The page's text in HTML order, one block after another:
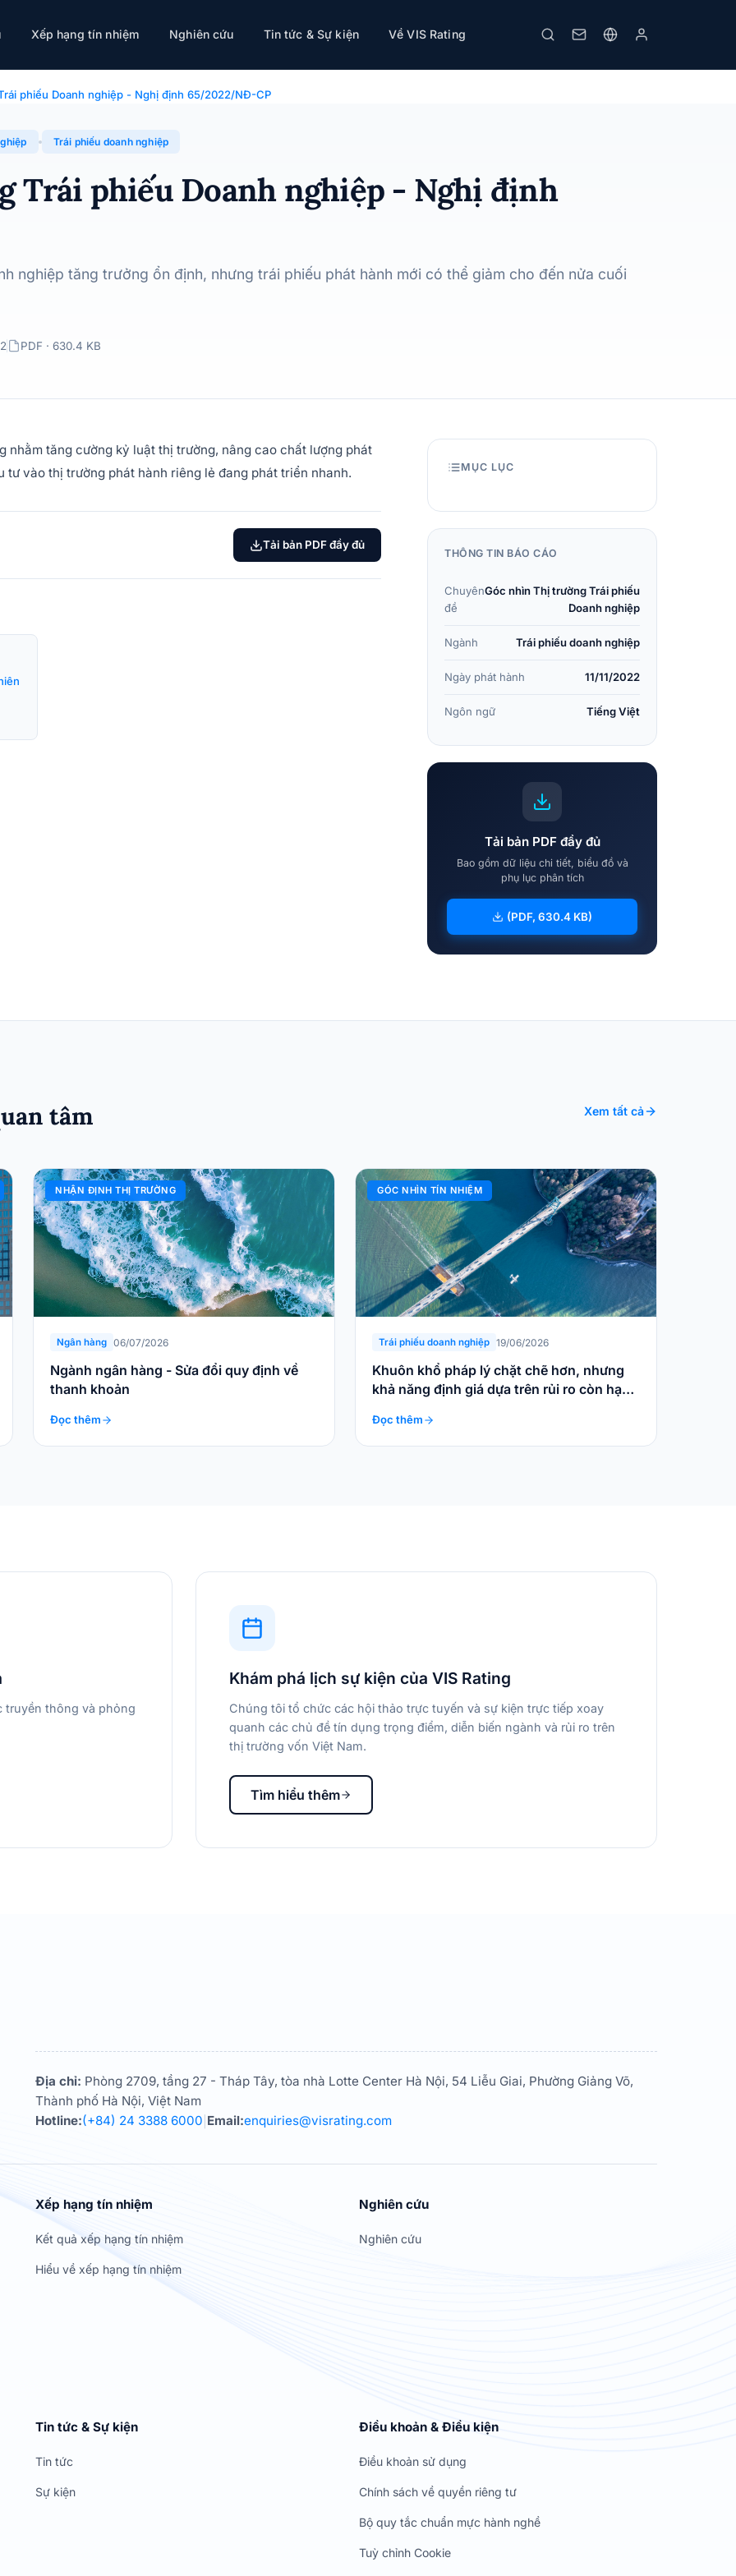
Xếp hạng tín nhiệm Nghiên cứu Tin tức & Sự kiện Về VIS Rating
- Nghị định 65/2022/NĐ-CP
11/11/2022
In Tải PDF
phiếu Doanh nghiệp - Nghị định 65/2022/NĐ-CP
Trái phiếu doanh nghiệp
Trái phiếu Doanh nghiệp - Nghị định
nghiệp tăng trưởng ổn định, nhưng trái phiếu phát hành mới có thể giảm cho đến nửa cuối
PDF · 630.4 KB
nhằm tăng cường kỷ luật thị trường, nâng cao chất lượng phát
vào thị trường phát hành riêng lẻ đang phát triển nhanh.
Tải bản PDF đầy đủ
MỤC LỤC
THÔNG TIN BÁO CÁO
Chuyên
đề
Góc nhìn Thị trường Trái phiếu
Doanh nghiệp
Ngành Trái phiếu doanh nghiệp
Ngày phát hành 11/11/2022
Ngôn ngữ Tiếng Việt
Tải bản PDF đầy đủ
Bao gồm dữ liệu chi tiết, biểu đồ và
phụ lục phân tích
(PDF, 630.4 KB)
tâm Xem tất cả
NHẬN ĐỊNH THỊ TRƯỜNG
Ngân hàng 06/07/2026
Ngành ngân hàng - Sửa đổi quy định về
thanh khoản
Đọc thêm
GÓC NHÌN TÍN NHIỆM
Trái phiếu doanh nghiệp 19/06/2026
Khuôn khổ pháp lý chặt chẽ hơn, nhưng
khả năng định giá dựa trên rủi ro còn hạn
Đọc thêm
truyền thông và phỏng
Khám phá lịch sự kiện của VIS Rating
Chúng tôi tổ chức các hội thảo trực tuyến và sự kiện trực tiếp xoay
quanh các chủ đề tín dụng trọng điểm, diễn biến ngành và rủi ro trên
thị trường vốn Việt Nam.
Tìm hiểu thêm
Địa chỉ: Phòng 2709, tầng 27 - Tháp Tây, tòa nhà Lotte Center Hà Nội, 54 Liễu Giai, Phường Giảng Võ,
Thành phố Hà Nội, Việt Nam
Hotline:(+84) 24 3388 6000 Email:enquiries@visrating.com
Xếp hạng tín nhiệm
Kết quả xếp hạng tín nhiệm
Hiểu về xếp hạng tín nhiệm
Nghiên cứu
Nghiên cứu
Tin tức & Sự kiện
Tin tức
Sự kiện
Điều khoản & Điều kiện
Điều khoản sử dụng
Chính sách về quyền riêng tư
Bộ quy tắc chuẩn mực hành nghề
Tuỳ chỉnh Cookie